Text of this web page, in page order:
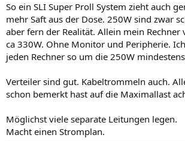
So ein SLI Super Proll System zieht auch
mehr Saft aus der Dose. 250W sind zwar
aber fern der Realität. Allein mein Rechner
ca 330W. Ohne Monitor und Peripherie.
jeden Rechner so um die 250W
Verteiler sind gut. Kabeltrommeln auch.
schon bemerkt hast auf die Maximallast
Möglichst viele separate Leitungen legen.
Macht einen Stromplan.